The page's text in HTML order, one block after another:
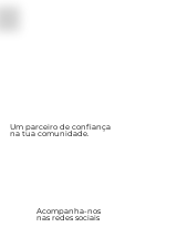
Um parceiro de confiança
na tua comunidade.
Acompanha-nos
nas redes sociais